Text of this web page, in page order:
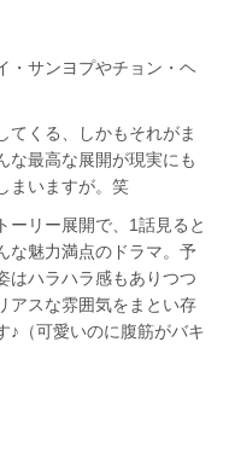
・サンヨプやチョン・ヘ
てくる、しかもそれがま
な最高な展開が現実にも
まいますが。笑
ーリー展開で、1話見ると
な魅力満点のドラマ。予
はハラハラ感もありつつ
アスな雰囲気をまとい存
♪（可愛いのに腹筋がバキ